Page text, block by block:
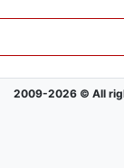
2009-2026 © All